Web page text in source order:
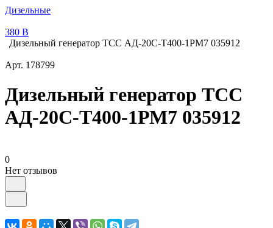
Дизельные
380 В
Дизельный генератор ТСС АД-20С-Т400-1РМ7 035912
Арт. 178799
Дизельный генератор ТСС
АД-20С-Т400-1РМ7 035912
0
Нет отзывов